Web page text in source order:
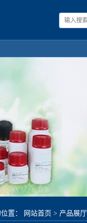
置： 网站首页 > 产品展厅